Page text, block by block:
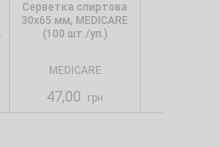
Серветка спиртова
30х65 мм, MEDICARE
(100 шт./уп.)
MEDICARE
47,00 грн